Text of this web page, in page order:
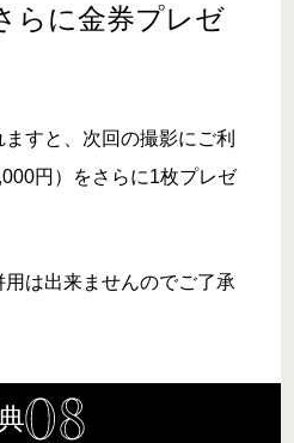
らに金券プレゼ
すと、次回の撮影にご利
円）をさらに1枚プレゼ
は出来ませんのでご了承